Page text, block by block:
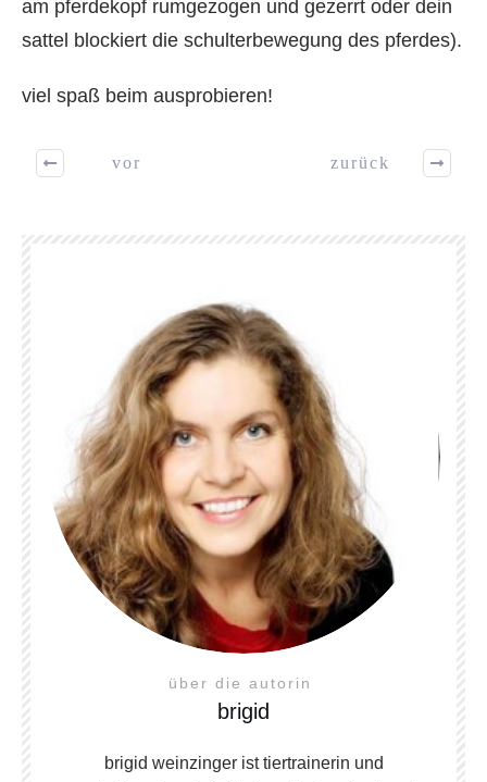
am pferdekopf rumgezogen und gezerrt oder dein
sattel blockiert die schulterbewegung des pferdes).
viel spaß beim ausprobieren!
vor zurück
über die autorin
brigid
brigid weinzinger ist tiertrainerin und